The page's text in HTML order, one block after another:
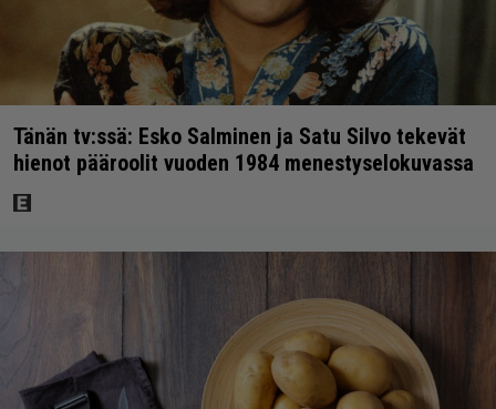
Tänän tv:ssä: Esko Salminen ja Satu Silvo tekevät
hienot pääroolit vuoden 1984 menestyselokuvassa